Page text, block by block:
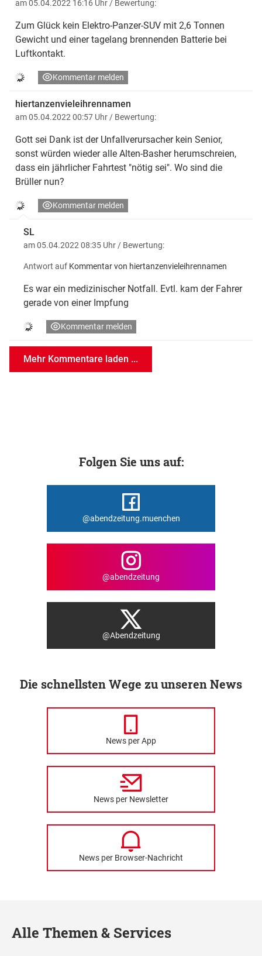
am 05.04.2022 16:16 Uhr / Bewertung:
Zum Glück kein Elektro-Panzer-SUV mit 2,6 Tonnen
Gewicht und einer tagelang brennenden Batterie bei
Luftkontakt.
Kommentar melden
hiertanzenvieleihrennamen
am 05.04.2022 00:57 Uhr / Bewertung:
Gott sei Dank ist der Unfallverursacher kein Senior,
sonst würden wieder alle Alten-Basher herumschreien,
dass ein jährlicher Fahrtest "nötig sei". Wo sind die
Brüller nun?
Kommentar melden
SL
am 05.04.2022 08:35 Uhr / Bewertung:
Antwort auf Kommentar von hiertanzenvieleihrennamen
Es war ein medizinischer Notfall. Evtl. kam der Fahrer
gerade von einer Impfung
Kommentar melden
Mehr Kommentare laden ...
Folgen Sie uns auf:
@abendzeitung.muenchen
@abendzeitung
@Abendzeitung
Die schnellsten Wege zu unseren News
News per App
News per Newsletter
News per Browser-Nachricht
Alle Themen & Services